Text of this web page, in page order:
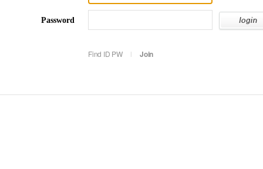
Password
Find ID PW l Join